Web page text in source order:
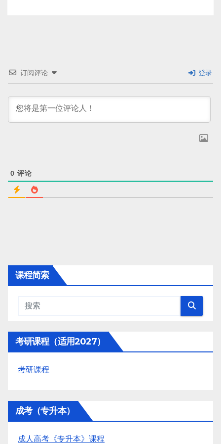
订阅评论 登录
0 评论
课程简索
考研课程（适用2027）
考研课程
成考（专升本）
成人高考《专升本》课程